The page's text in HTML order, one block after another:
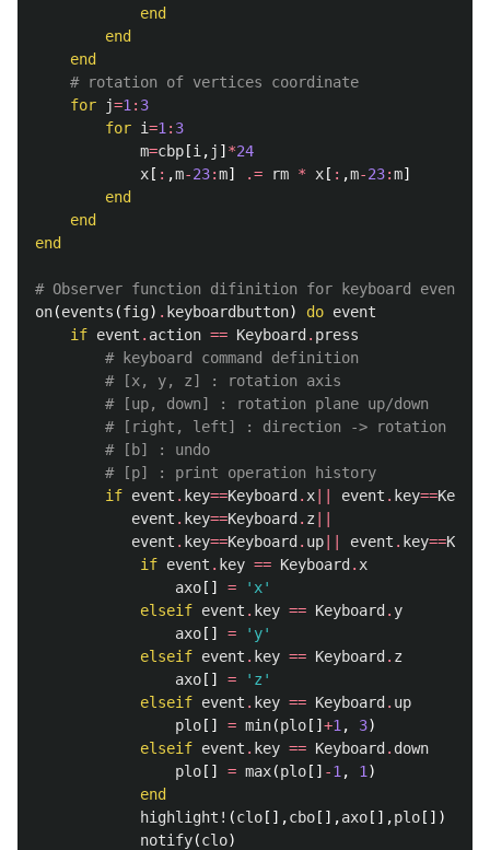
end
end
end
# rotation of vertices coordinate
for
j=1 : 3
for i=1 : 3
m=cbp [i , j ] *24
x [ : ,m-23:m] .= rm * x [ : ,m-23:m]
end
end
end
# Observer function difinition for keyboard event
on(events (fig) . keyboardbutton) do event
if event . action == Keyboard . press
# keyboard command definition
# [x, y, z] : rotation axis
# [up, down] : rotation plane up/down
# [right, left] : direction -> rotation
# [b] : undo
# [p] : print operation history
if event . key==Keyboard . x event . key==
event . key==Keyboard . z
event . key==Keyboard . up event . key==
if event . key == Keyboard . x
axo [] =
'x'
elseif event . key == Keyboard . y
axo [] =
'y'
elseif event . key == Keyboard . z
axo [] =
'z'
elseif event . key == Keyboard . up
plo [] = min(plo [] +1 , 3)
elseif event . key == Keyboard . down
plo [] = max(plo [] -1 , 1 )
end
highlight! (clo [],cbo [],axo [],plo [])
notify(clo)